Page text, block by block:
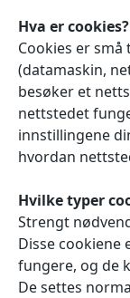
Hva er cookies?
Cookies er
(datamaskin,
besøker et
nettstedet
innstillingene
hvordan
Hvilke typer
Strengt
Disse cookiene
fungere, og de
De settes